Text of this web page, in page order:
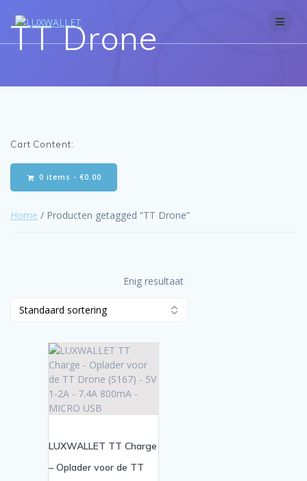
TT Drone
Cart Content:
0 items - €0.00
Home / Producten getagged “TT Drone”
Enig resultaat
LUXWALLET TT Charge
– Oplader voor de TT